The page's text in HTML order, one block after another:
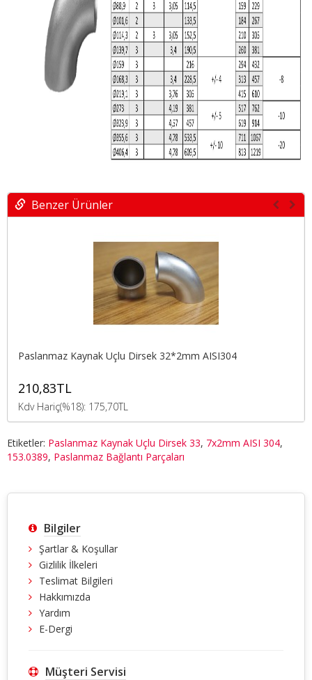
Benzer Ürünler
Paslanmaz Kaynak Uçlu Dirsek 32*2mm AISI304
210,83TL
Kdv Hariç(%18): 175,70TL
Etiketler: Paslanmaz Kaynak Uçlu Dirsek 33, 7x2mm AISI 304,
153.0389, Paslanmaz Bağlantı Parçaları
Bilgiler
Şartlar & Koşullar
Gizlilik İlkeleri
Teslimat Bilgileri
Hakkımızda
Yardım
E-Dergi
Müşteri Servisi